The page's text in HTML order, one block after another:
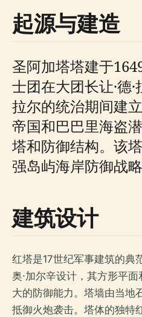
起源与建造
圣阿加塔塔建于
士团在大团长让·德
拉尔的统治期间建
帝国和巴巴里海盗
塔和防御结构。该
强岛屿海岸防御战略
建筑设计
红塔是17世纪军事建筑的典
奥·加尔辛设计，其方形平
大的防御能力。塔墙由当地
抵御火炮袭击。塔体的独特